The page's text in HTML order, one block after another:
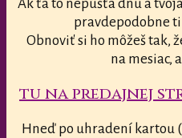
Ak ťa to nepúšťa dnu a
pravdepodobne
Obnoviť si ho môžeš tak,
na mesiac,
tu na predajnej
Hneď po uhradení kartou